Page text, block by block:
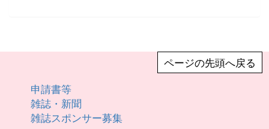
ページの先頭へ戻る
申請書等
雑誌・新聞
雑誌スポンサー募集